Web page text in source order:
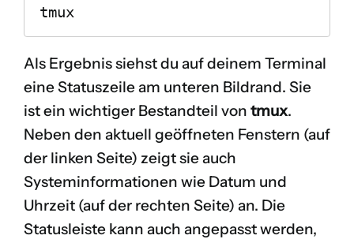
tmux
Als Ergebnis siehst du auf deinem Terminal
eine Statuszeile am unteren Bildrand. Sie
ist ein wichtiger Bestandteil von tmux.
Neben den aktuell geöffneten Fenstern (auf
der linken Seite) zeigt sie auch
Systeminformationen wie Datum und
Uhrzeit (auf der rechten Seite) an. Die
Statusleiste kann auch angepasst werden,